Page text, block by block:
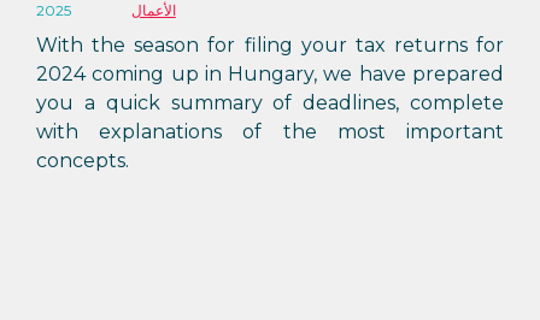
2025
الأعمال
With the season for filing your tax returns for
2024 coming up in Hungary, we have prepared
you a quick summary of deadlines, complete
with explanations of the most important
concepts.